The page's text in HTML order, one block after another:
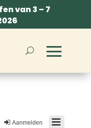
van 3 – 7